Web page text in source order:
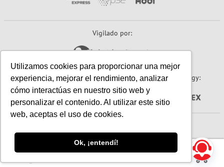
Utilizamos cookies para proporcionar una mejor
experiencia, mejorar el rendimiento, analizar
cómo interactúas en nuestro sitio web y
personalizar el contenido. Al utilizar este sitio
web, aceptas el uso de cookies.
Ok, ¡entendí!
☰
Vigilado por:
Sitio seguro: Powered By: Technology: